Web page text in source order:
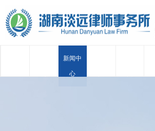
新闻中
心